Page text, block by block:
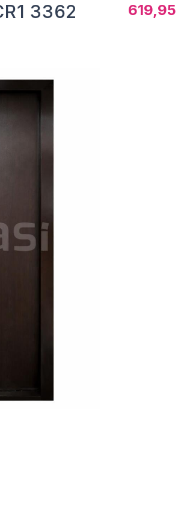
3362
619,95